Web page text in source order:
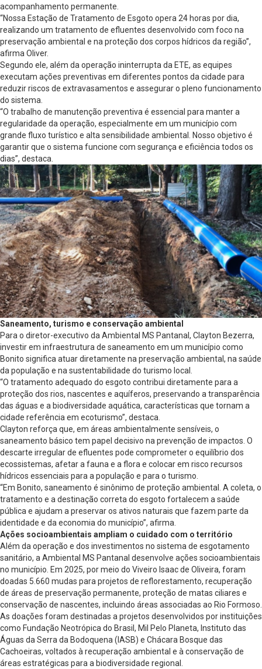
acompanhamento permanente.
“Nossa Estação de Tratamento de Esgoto opera 24 horas por dia,
realizando um tratamento de efluentes desenvolvido com foco na
preservação ambiental e na proteção dos corpos hídricos da região”,
afirma Oliver.
Segundo ele, além da operação ininterrupta da ETE, as equipes
executam ações preventivas em diferentes pontos da cidade para
reduzir riscos de extravasamentos e assegurar o pleno funcionamento
do sistema.
“O trabalho de manutenção preventiva é essencial para manter a
regularidade da operação, especialmente em um município com
grande fluxo turístico e alta sensibilidade ambiental. Nosso objetivo é
garantir que o sistema funcione com segurança e eficiência todos os
dias”, destaca.
Saneamento, turismo e conservação ambiental
Para o diretor-executivo da Ambiental MS Pantanal, Clayton Bezerra,
investir em infraestrutura de saneamento em um município como
Bonito significa atuar diretamente na preservação ambiental, na saúde
da população e na sustentabilidade do turismo local.
“O tratamento adequado do esgoto contribui diretamente para a
proteção dos rios, nascentes e aquíferos, preservando a transparência
das águas e a biodiversidade aquática, características que tornam a
cidade referência em ecoturismo”, destaca.
Clayton reforça que, em áreas ambientalmente sensíveis, o
saneamento básico tem papel decisivo na prevenção de impactos. O
descarte irregular de efluentes pode comprometer o equilíbrio dos
ecossistemas, afetar a fauna e a flora e colocar em risco recursos
hídricos essenciais para a população e para o turismo.
“Em Bonito, saneamento é sinônimo de proteção ambiental. A coleta, o
tratamento e a destinação correta do esgoto fortalecem a saúde
pública e ajudam a preservar os ativos naturais que fazem parte da
identidade e da economia do município”, afirma.
Ações socioambientais ampliam o cuidado com o território
Além da operação e dos investimentos no sistema de esgotamento
sanitário, a Ambiental MS Pantanal desenvolve ações socioambientais
no município. Em 2025, por meio do Viveiro Isaac de Oliveira, foram
doadas 5.660 mudas para projetos de reflorestamento, recuperação
de áreas de preservação permanente, proteção de matas ciliares e
conservação de nascentes, incluindo áreas associadas ao Rio Formoso.
As doações foram destinadas a projetos desenvolvidos por instituições
como Fundação Neotrópica do Brasil, Mil Pelo Planeta, Instituto das
Águas da Serra da Bodoquena (IASB) e Chácara Bosque das
Cachoeiras, voltados à recuperação ambiental e à conservação de
áreas estratégicas para a biodiversidade regional.